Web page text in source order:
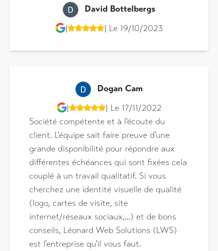
David Bottelbergs
|
| Le 19/10/2023
Dogan Cam
|
| Le 17/11/2022
Société compétente et à l'écoute du
client. L'équipe sait faire preuve d'une
grande disponibilité pour répondre aux
différentes échéances qui sont fixées cela
couplé à un travail qualitatif. Si vous
cherchez une identité visuelle de qualité
(logo, cartes de visite, site
internet/réseaux sociaux,...) et de bons
conseils, Léonard Web Solutions (LWS)
est l'entreprise qu'il vous faut.